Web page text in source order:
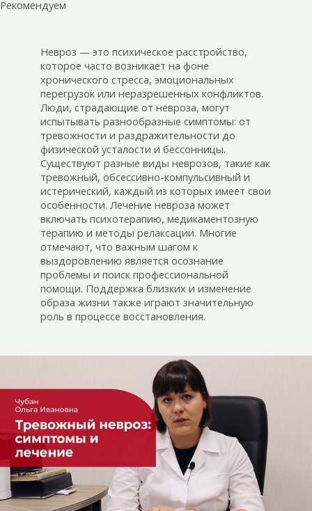
Рекомендуем
Невроз — это психическое расстройство,
которое часто возникает на фоне
хронического стресса, эмоциональных
перегрузок или неразрешенных конфликтов.
Люди, страдающие от невроза, могут
испытывать разнообразные симптомы: от
тревожности и раздражительности до
физической усталости и бессонницы.
Существуют разные виды неврозов, такие как
тревожный, обсессивно-компульсивный и
истерический, каждый из которых имеет свои
особенности. Лечение невроза может
включать психотерапию, медикаментозную
терапию и методы релаксации. Многие
отмечают, что важным шагом к
выздоровлению является осознание
проблемы и поиск профессиональной
помощи. Поддержка близких и изменение
образа жизни также играют значительную
роль в процессе восстановления.